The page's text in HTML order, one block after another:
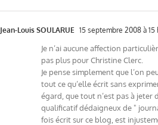
Jean-Louis SOULARUE 15 septembre 2008 à 15
Je n’ai aucune affection
pas plus pour Christine Clerc.
Je pense simplement que l’on
tout ce qu’elle écrit sans
égard, que tout n’est pas à jeter
qualificatif dédaigneux de "
fois écrit sur ce blog, est